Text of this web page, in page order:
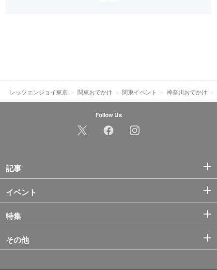
レッツエンジョイ東京 関東おでかけ 関東イベント 神奈川おでかけ
Follow Us
記事
イベント
特集
その他